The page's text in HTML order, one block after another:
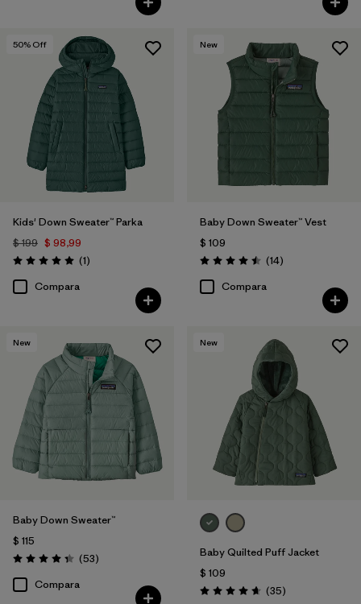
50% Off
Kids' Down Sweater™ Parka
$ 199 $ 98,99
Valoración: 5.0 / 5
(1Comentarios
)
Compara
New
Baby Down Sweater™ Vest
$ 109
Valoración: 4.5 / 5
(14Comentarios
)
Compara
New
Baby Down Sweater™
$ 115
Valoración: 4.4 / 5
(53Comentarios
)
Compara
New
Baby Quilted Puff Jacket
$ 109
Valoración: 4.7 / 5
(35Comentarios
)